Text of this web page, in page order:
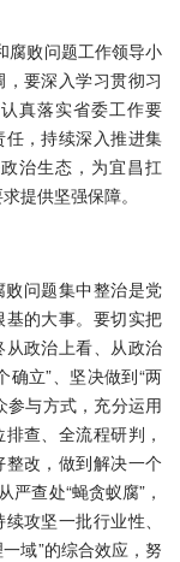
腐败问题工作领导小
要深入学习贯彻习
真落实省委工作要
，持续深入推进集
治生态，为宜昌扛
提供坚强保障。
问题集中整治是党
的大事。要切实把
政治上看、从政治
确立”、坚决做到“两
参与方式，充分运用
查、全流程研判，
改，做到解决一个
查处“蝇贪蚁腐”，
攻坚一批行业性、
域”的综合效应，努